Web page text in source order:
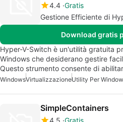
4.4 Gratis
Gestione Efficiente di
Download gratis
Hyper-V-Switch è un'utilità gratuita
Windows che desiderano gestire
Questo strumento consente di
WindowsVirtualizzazioneUtility Per
SimpleContainers
4.5 Gratis